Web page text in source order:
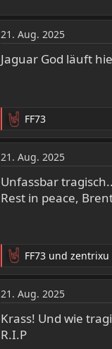
21. Aug. 2025
Jaguar God läuft
R
e
a
k
t
i
o
n
FF73
21. Aug. 2025
Unfassbar
Rest in peace,
R
e
a
k
t
i
o
FF73 und zentrixu
21. Aug. 2025
Krass! Und wie
R.I.P